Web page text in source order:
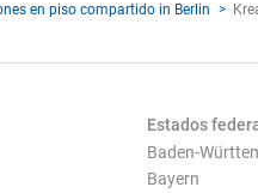
en piso compartido in Berlin
Estados
Baden-
Bayern